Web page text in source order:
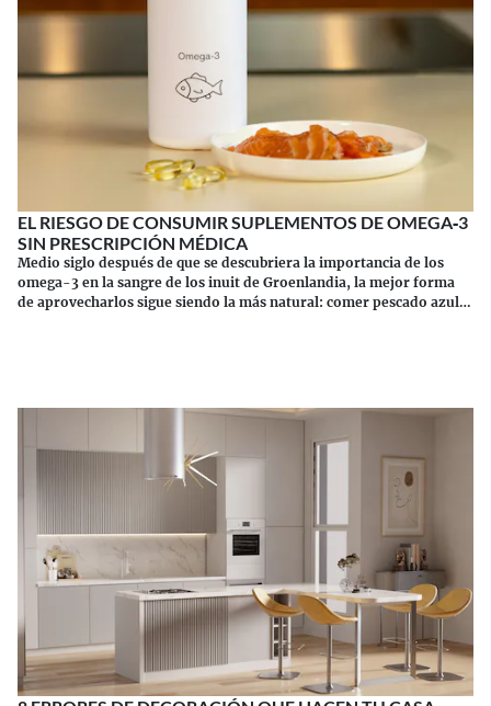
EL RIESGO DE CONSUMIR SUPLEMENTOS DE OMEGA‑3
SIN PRESCRIPCIÓN MÉDICA
Medio siglo después de que se descubriera la importancia de los
omega-3 en la sangre de los inuit de Groenlandia, la mejor forma
de aprovecharlos sigue siendo la más natural: comer pescado azul.